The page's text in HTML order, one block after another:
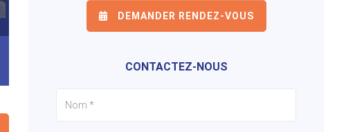
DEMANDER RENDEZ-VOUS
CONTACTEZ-NOUS